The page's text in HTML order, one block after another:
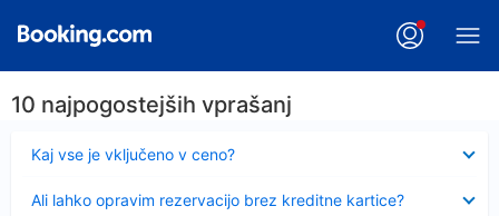
10 najpogostejših vprašanj
Kaj vse je vključeno v ceno?
Ali lahko opravim rezervacijo brez kreditne kartice?